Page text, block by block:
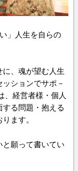
」人生を自らの
、魂が望む人生
ションでサポ－
、経営者様・個人
る問題・抱える
ます。
願って書いてい